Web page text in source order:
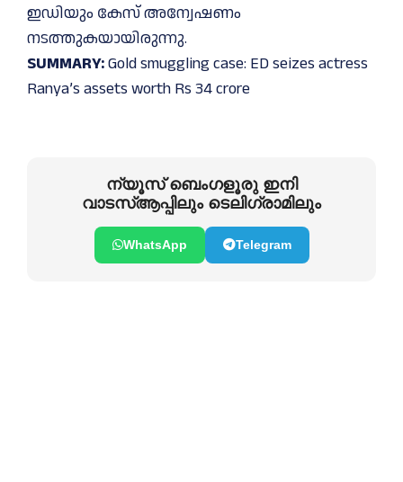
ഇഡിയും കേസ് അന്വേഷണം
നടത്തുകയായിരുന്നു.
SUMMARY:Gold smuggling case: ED seizes actress
Ranya’s assets worth Rs 34 crore
ന്യൂസ് ബെംഗളൂരു ഇനി
വാടസ്ആപ്പിലും ടെലിഗ്രാമിലും
WhatsApp Telegram